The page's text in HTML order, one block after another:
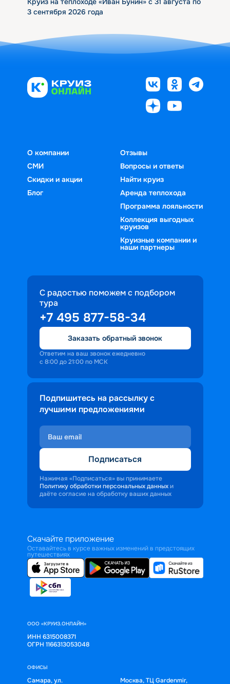
3 сентября 2026 года
О компании
СМИ
Скидки и акции
Блог
Отзывы
Вопросы и ответы
Найти круиз
Аренда теплохода
Программа лояльности
Коллекция выгодных
круизов
Круизные компании и
наши партнеры
С радостью поможем с подбором
тура
+7 495 877-58-34
Заказать обратный звонок
Ответим на ваш звонок ежедневно
с 8:00 до 21:00 по МСК
Подпишитесь на рассылку с
лучшими предложениями
Подписаться
Нажимая «Подписаться» вы принимаете
Политику обработки персональных данных и
даёте согласие на обработку ваших данных
Скачайте приложение
Оставайтесь в курсе важных изменений в предстоящих
путешествиях
ООО «КРУИЗ.ОНЛАЙН»
ИНН 6315008371
ОГРН 1166313053048
ОФИСЫ
Самара, ул. Москва, ТЦ Gardenmir,